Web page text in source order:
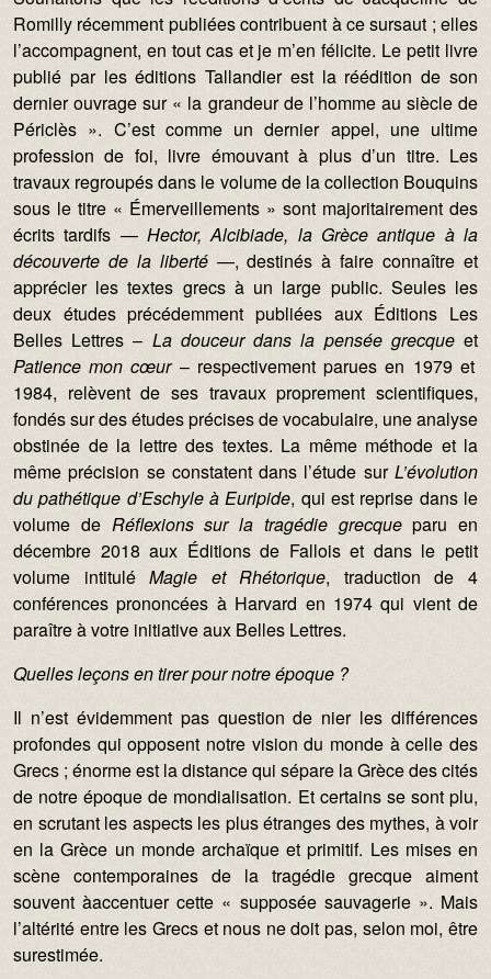
Romilly récemment publiées contribuent à ce sursaut ; elles
l’accompagnent, en tout cas et je m’en félicite. Le petit livre
publié par les éditions Tallandier est la réédition de son
dernier ouvrage sur « la grandeur de l’homme au siècle de
Périclès ». C’est comme un dernier appel, une ultime
profession de foi, livre émouvant à plus d’un titre. Les
travaux regroupés dans le volume de la collection Bouquins
sous le titre « Émerveillements » sont majoritairement des
écrits tardifs — Hector, Alcibiade, la Grèce antique à la
découverte de la liberté—, destinés à faire connaître et
apprécier les textes grecs à un large public. Seules les
deux études précédemment publiées aux Éditions Les
Belles Lettres – La douceur dans la pensée grecqueet
Patience mon cœur– respectivement parues en 1979 et
1984, relèvent de ses travaux proprement scientifiques,
fondés sur des études précises de vocabulaire, une analyse
obstinée de la lettre des textes. La même méthode et la
même précision se constatent dans l’étude surL’évolution
du pathétique d’Eschyle à Euripide, qui est reprise dans le
volume de Réflexions sur la tragédie grecqueparu en
décembre 2018 aux Éditions de Fallois et dans le petit
volume intituléMagie et Rhétorique, traduction de 4
conférences prononcées à Harvard en 1974 qui vient de
paraître à votre initiative aux Belles Lettres.
Quelles leçons en tirer pour notre époque ?
Il n’est évidemment pas question de nier les différences
profondes qui opposent notre vision du monde à celle des
Grecs ; énorme est la distance qui sépare la Grèce des cités
de notre époque de mondialisation. Et certains se sont plu,
en scrutant les aspects les plus étranges des mythes, à voir
en la Grèce un monde archaïque et primitif. Les mises en
scène contemporaines de la tragédie grecque aiment
souvent àaccentuer cette « supposée sauvagerie ». Mais
l’altérité entre les Grecs et nous ne doit pas, selon moi, être
surestimée.